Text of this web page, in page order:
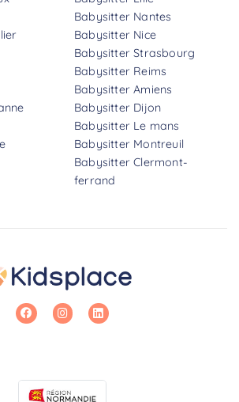
Babysitter Nantes
Babysitter Nice
Babysitter Strasbourg
Babysitter Reims
Babysitter Amiens
Babysitter Dijon
Babysitter Le mans
Babysitter Montreuil
Babysitter Clermont-
ferrand